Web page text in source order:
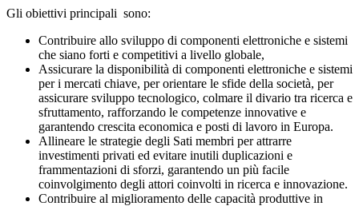
Gli obiettivi principali sono:
Contribuire allo sviluppo di componenti elettroniche e sistemi
che siano forti e competitivi a livello globale,
Assicurare la disponibilità di componenti elettroniche e sistemi
per i mercati chiave, per orientare le sfide della società, per
assicurare sviluppo tecnologico, colmare il divario tra ricerca e
sfruttamento, rafforzando le competenze innovative e
garantendo crescita economica e posti di lavoro in Europa.
Allineare le strategie degli Sati membri per attrarre
investimenti privati ed evitare inutili duplicazioni e
frammentazioni di sforzi, garantendo un più facile
coinvolgimento degli attori coinvolti in ricerca e innovazione.
Contribuire al miglioramento delle capacità produttive in